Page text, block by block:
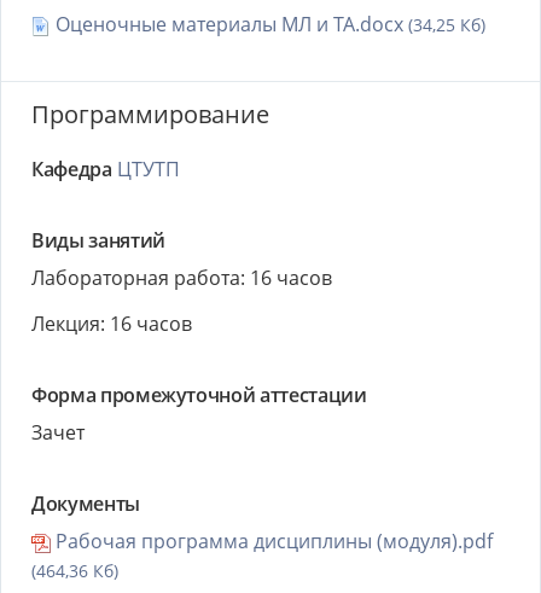
Оценочные материалы МЛ и ТА.docx (34,25 Кб)
Программирование
Кафедра ЦТУТП
Виды занятий
Лабораторная работа: 16 часов
Лекция: 16 часов
Форма промежуточной аттестации
Зачет
Документы
Рабочая программа дисциплины (модуля).pdf
(464,36 Кб)